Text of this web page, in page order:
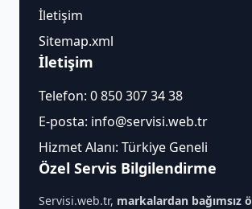
İletişim
Sitemap.xml
İletişim
Telefon: 0 850 307 34 38
E-posta: info@servisi.web.tr
Hizmet Alanı: Türkiye Geneli
Özel Servis Bilgilendirme
Servisi.web.tr, markalardan bağımsız